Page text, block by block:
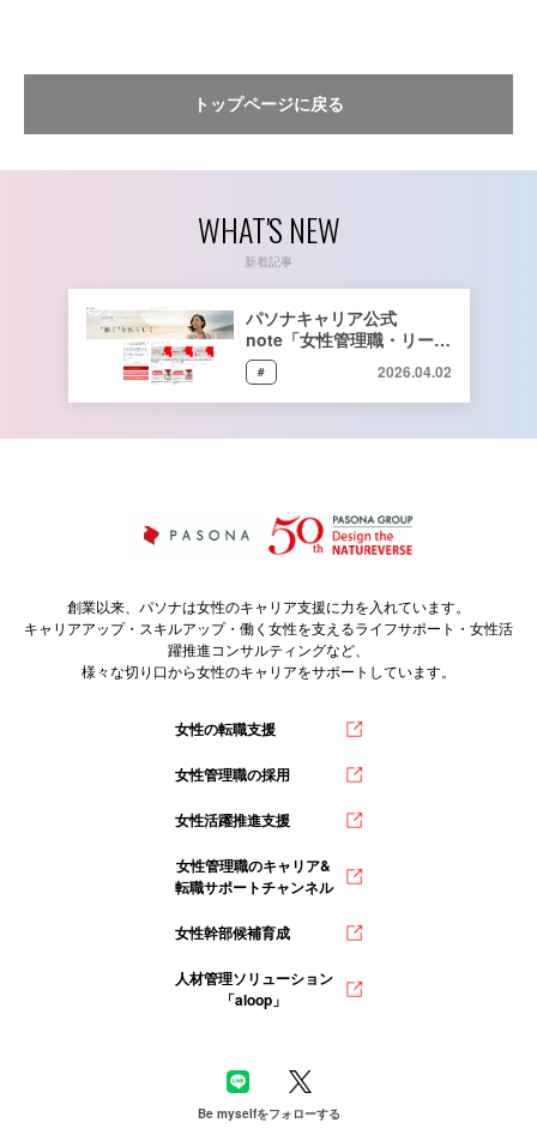
トップページに戻る
WHAT'S NEW
新着記事
イベント
パソナキャリア公式
note「女性管理職・リーダ
ーのリアルなキャリアスト
ーリー」をリリース
# 2026.04.02
創業以来、パソナは女性のキャリア支援に力を入れています。
キャリアアップ・スキルアップ・働く女性を支えるライフサポート・女性活
躍推進コンサルティングなど、
様々な切り口から女性のキャリアをサポートしています。
女性の転職支援
女性管理職の採用
女性活躍推進支援
女性管理職のキャリア&
転職サポートチャンネル
女性幹部候補育成
人材管理ソリューション
「aloop」
Be myselfをフォローする